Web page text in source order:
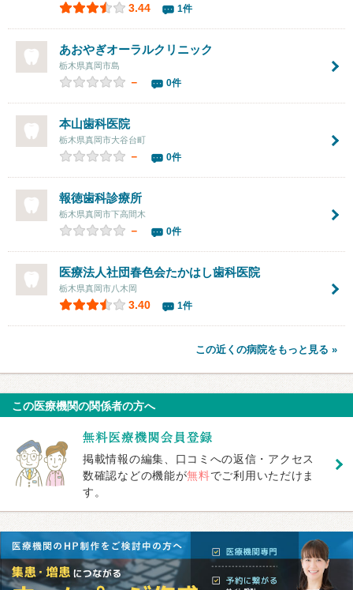
3.44 1件
あおやぎオーラルクリニック
栃木県真岡市島
－ 0件
本山歯科医院
栃木県真岡市大谷台町
－ 0件
報徳歯科診療所
栃木県真岡市下高間木
－ 0件
医療法人社団春色会たかはし歯科医院
栃木県真岡市八木岡
3.40 1件
この近くの病院をもっと見る »
この医療機関の関係者の方へ
掲載情報の編集、口コミへの返信・アクセス
数確認などの機能が無料でご利用いただけま
す。